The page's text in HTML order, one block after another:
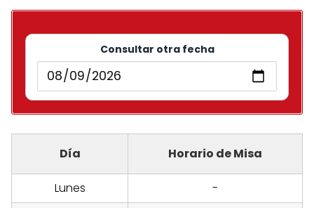
Consultar otra fecha
Día Horario de Misa
Lunes
-